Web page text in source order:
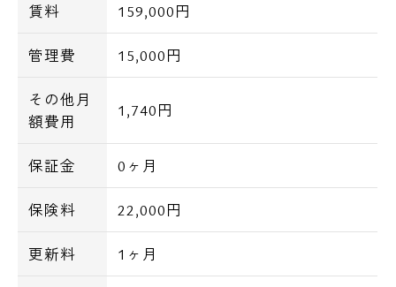
賃料 159,000円
管理費 15,000円
その他月
額費用
1,740円
保証金 0ヶ月
保険料 22,000円
更新料 1ヶ月